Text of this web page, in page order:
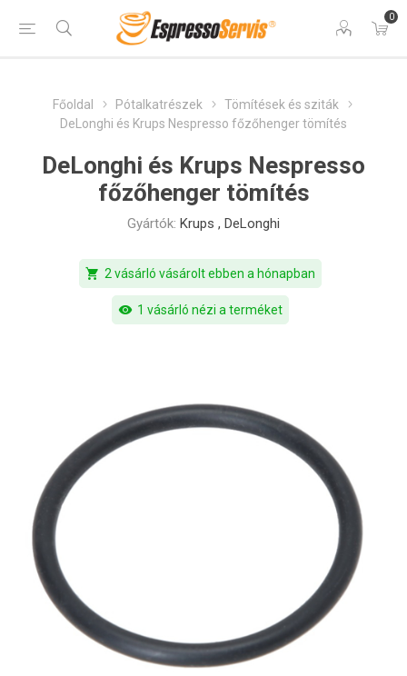
0
Főoldal Pótalkatrészek
Tömítések és sziták
DeLonghi és Krups Nespresso főzőhenger tömítés
DeLonghi és Krups Nespresso
főzőhenger tömítés
Gyártók: Krups , DeLonghi
shopping_cart 2 vásárló vásárolt ebben a hónapban
visibility 1 vásárló nézi a terméket